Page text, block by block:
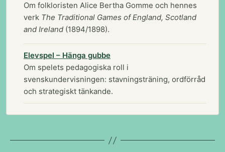
Om folkloristen Alice Bertha Gomme och hennes
verk The Traditional Games of England, Scotland
and Ireland (1894/1898).
Elevspel – Hänga gubbe
Om spelets pedagogiska roll i
svenskundervisningen: stavningsträning, ordförråd
och strategiskt tänkande.